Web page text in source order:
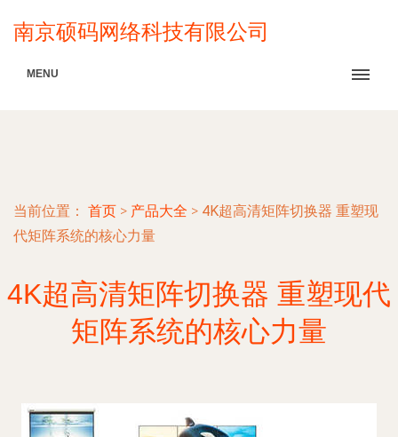
南京硕码网络科技有限公司
MENU
当前位置： 首页 > 产品大全 > 4K超高清矩阵切换器 重塑现
代矩阵系统的核心力量
4K超高清矩阵切换器 重塑现代
矩阵系统的核心力量